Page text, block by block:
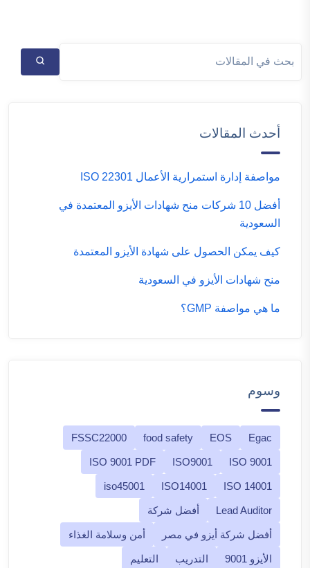
أحدث المقالات
مواصفة إدارة استمرارية الأعمال ISO 22301
أفضل 10 شركات منح شهادات الأيزو المعتمدة في
السعودية
كيف يمكن الحصول على شهادة الأيزو المعتمدة
منح شهادات الأيزو في السعودية
ما هي مواصفة GMP؟
وسوم
Egac
EOS
food safety
FSSC22000
ISO 9001
ISO9001
ISO 9001 PDF
ISO 14001
ISO14001
iso45001
Lead Auditor أفضل شركة
أفضل شركة أيزو في مصر أمن وسلامة الغذاء
الأيزو 9001 التدريب التعليم